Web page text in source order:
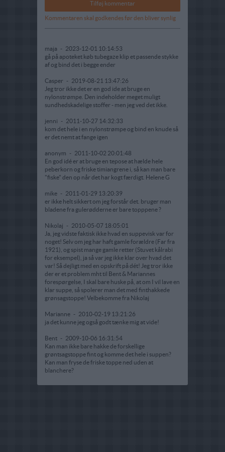
Kommentaren skal godkendes før den bliver synlig
maja - 2023-12-01 10:14:53
gå på apoteket køb tubegaze klip et passende stykke
af og bind det i begge ender
Casper - 2019-08-21 13:47:26
Jeg tror ikke det er en god ide at bruge en
nylonstrømpe. Den indeholder meget muligt
sundhedskadelige stoffer - men jeg ved det ikke.
jenni - 2011-10-27 14:32:33
kom det hele i en nylonstrømpe og bind en knude så
er det nemt at fange igen
anonym - 2011-10-02 20:01:48
En god idé er at bruge en tepose at hælde hele
peberkorn og friske timiangrene i, så kan man bare
"fiske" den op når det har kogt færdigt. Helene G
mike - 2011-01-29 13:20:39
er ikke helt sikkert om jeg forstår det. bruger man
bladene fra gulerødderne er bare topppene ?
Nikolaj - 2010-05-07 18:05:01
Ja, jeg vidste faktisk ikke hvad en suppevisk var for
noget! Selv om jeg har haft gamle forældre (Far fra
1921), og spist mange gamle retter (Stuvet kålrabi
for eksempel), ja så var jeg ikke klar over hvad det
var! Så dejligt med en opskrift på dét! Jeg tror ikke
der er et problem mht til Bent & Mariannes
forespørgelse, I skal bare huske på, at om I vil lave en
klar suppe, så spolerer man det med finthakkede
grønsagstoppe! Velbekomme fra Nikolaj
Marianne - 2010-02-19 13:21:26
ja det kunne jeg også godt tænke mig at vide!
Bent - 2009-10-06 16:31:54
Kan man ikke bare hakke de forskellige
grøntsagstoppe fint og komme det hele i suppen?
Kan man fryse de friske toppe ned uden at
blanchere?